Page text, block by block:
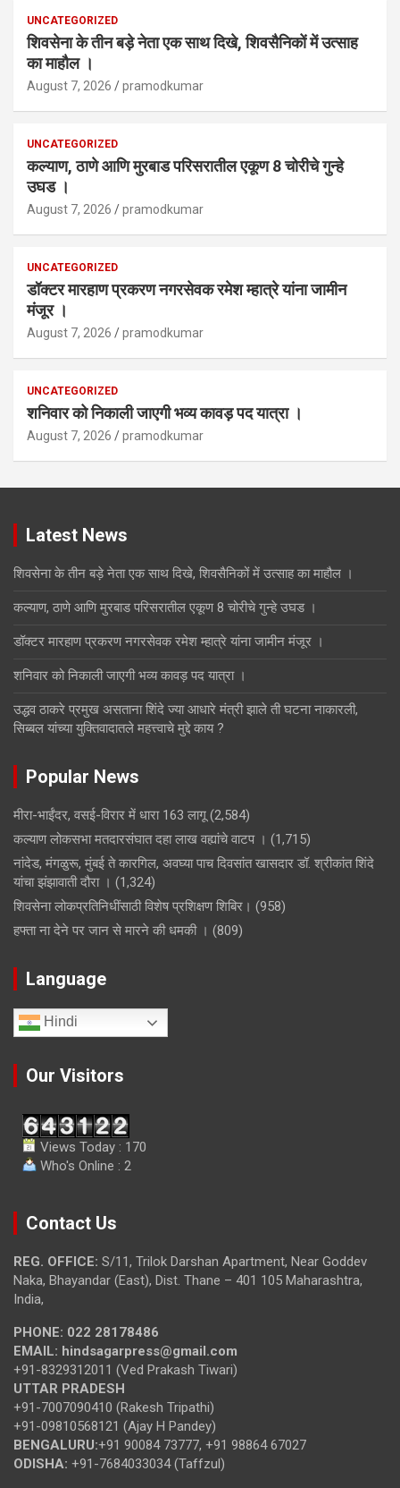
UNCATEGORIZED
शिवसेना के तीन बड़े नेता एक साथ दिखे, शिवसैनिकों में उत्साह
का माहौल ।
August 7, 2026 pramodkumar
UNCATEGORIZED
कल्याण, ठाणे आणि मुरबाड परिसरातील एकूण 8 चोरीचे गुन्हे
उघड ।
August 7, 2026 pramodkumar
UNCATEGORIZED
डॉक्टर मारहाण प्रकरण नगरसेवक रमेश म्हात्रे यांना जामीन
मंजूर ।
August 7, 2026 pramodkumar
UNCATEGORIZED
शनिवार को निकाली जाएगी भव्य कावड़ पद यात्रा ।
August 7, 2026 pramodkumar
Latest News
शिवसेना के तीन बड़े नेता एक साथ दिखे, शिवसैनिकों में उत्साह का माहौल ।
कल्याण, ठाणे आणि मुरबाड परिसरातील एकूण 8 चोरीचे गुन्हे उघड ।
डॉक्टर मारहाण प्रकरण नगरसेवक रमेश म्हात्रे यांना जामीन मंजूर ।
शनिवार को निकाली जाएगी भव्य कावड़ पद यात्रा ।
उद्धव ठाकरे प्रमुख असताना शिंदे ज्या आधारे मंत्री झाले ती घटना नाकारली,
सिब्बल यांच्या युक्तिवादातले महत्त्वाचे मुद्दे काय ?
Popular News
मीरा-भाईंदर, वसई-विरार में धारा 163 लागू (2,584)
कल्याण लोकसभा मतदारसंघात दहा लाख वह्यांचे वाटप । (1,715)
नांदेड, मंगळुरू, मुंबई ते कारगिल, अवघ्या पाच दिवसांत खासदार डॉ. श्रीकांत शिंदे
यांचा झंझावाती दौरा । (1,324)
शिवसेना लोकप्रतिनिधींसाठी विशेष प्रशिक्षण शिबिर। (958)
हफ्ता ना देने पर जान से मारने की धमकी । (809)
Language
Hindi
Our Visitors
Views Today : 170
Who's Online : 2
Contact Us
REG. OFFICE: S/11, Trilok Darshan Apartment, Near Goddev
Naka, Bhayandar (East), Dist. Thane – 401 105 Maharashtra,
India,
PHONE: 022 28178486
EMAIL: hindsagarpress@gmail.com
+91-8329312011 (Ved Prakash Tiwari)
UTTAR PRADESH
+91-7007090410 (Rakesh Tripathi)
+91-09810568121 (Ajay H Pandey)
BENGALURU:+91 90084 73777, +91 98864 67027
ODISHA: +91-7684033034 (Taffzul)